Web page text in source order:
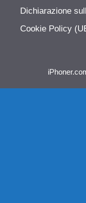
Dichiarazione
Cookie Policy